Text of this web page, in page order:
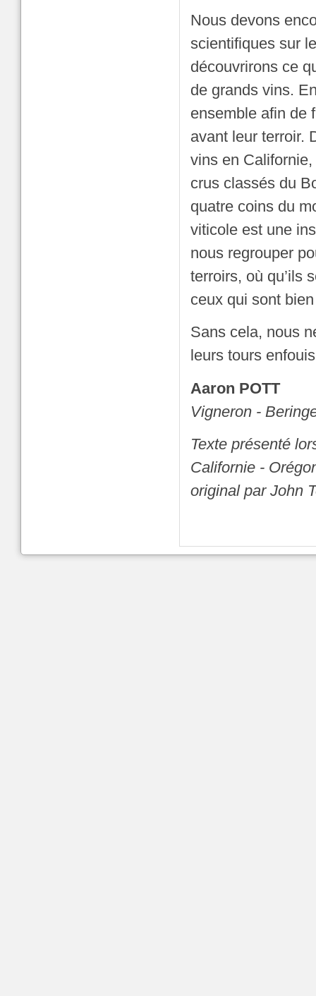
Nous devons
scientifiques sur
découvrirons ce
de grands vins.
ensemble afin de
avant leur terroir.
vins en
crus classés du
quatre coins du
viticole est une
nous regrouper
terroirs, où qu’ils
ceux qui sont
Sans cela, nous
leurs tours
Aaron POTT
Vigneron -
Texte présenté
Californie -
original par John